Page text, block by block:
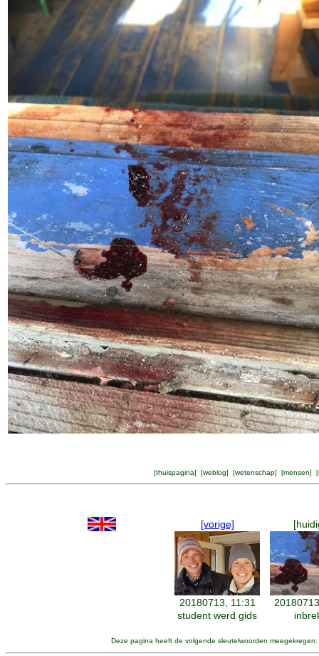
[thuispagina] [weblog] [wetenschap] [mensen] [
[vorige]
20180713, 11:31
student werd gids
Deze pagina heeft de volgende sleutelwoorden meegekregen: